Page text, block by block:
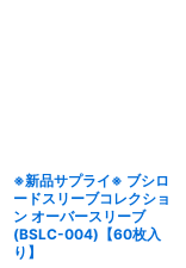
※新品サプライ※ ブシロ
ードスリーブコレクショ
ン オーバースリーブ
(BSLC-004)【60枚入
り】